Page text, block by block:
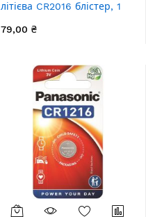
літієва CR2016 блістер, 1
79,00 ₴